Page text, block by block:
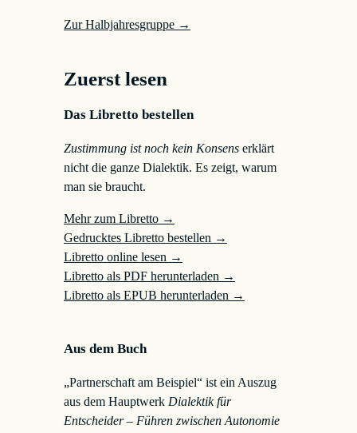
Zur Halbjahresgruppe →
Zuerst lesen
Das Libretto bestellen
Zustimmung ist noch kein Konsens erklärt
nicht die ganze Dialektik. Es zeigt, warum
man sie braucht.
Mehr zum Libretto →
Gedrucktes Libretto bestellen →
Libretto online lesen →
Libretto als PDF herunterladen →
Libretto als EPUB herunterladen →
Aus dem Buch
„Partnerschaft am Beispiel“ ist ein Auszug
aus dem Hauptwerk Dialektik für
Entscheider – Führen zwischen Autonomie